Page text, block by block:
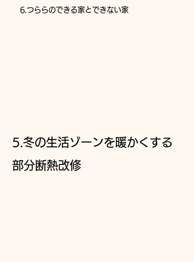
6.つららのできる家とできない家
5.冬の生活ゾーンを暖かくする
部分断熱改修